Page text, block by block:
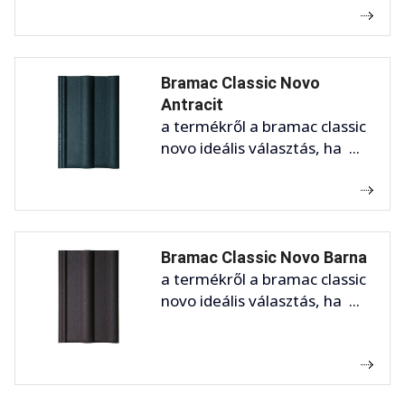
Bramac Classic Novo
Antracit
a termékről a bramac classic
novo ideális választás, ha ...
Bramac Classic Novo Barna
a termékről a bramac classic
novo ideális választás, ha ...